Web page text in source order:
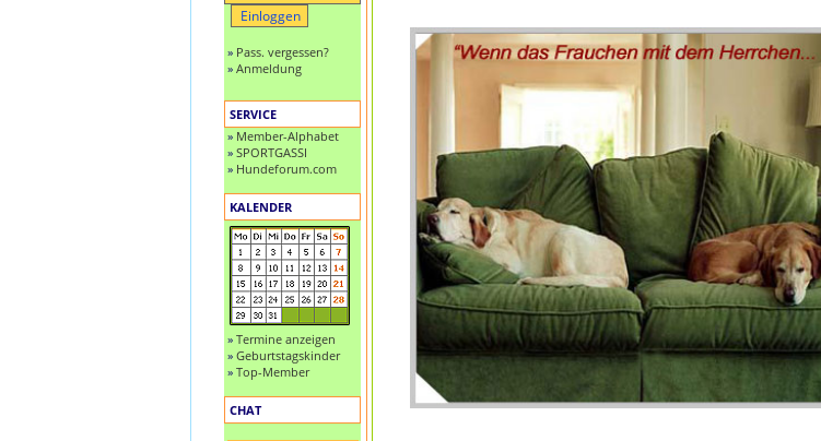
» Pass. vergessen?
» Anmeldung
SERVICE
» Member-Alphabet
» SPORTGASSI
» Hundeforum.com
KALENDER
» Termine anzeigen
» Geburtstagskinder
» Top-Member
CHAT